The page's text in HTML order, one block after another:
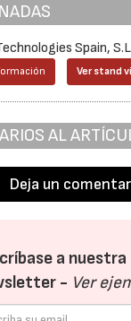
Spain,
Ver stand
AL
Deja un
a nuestra
- Ver